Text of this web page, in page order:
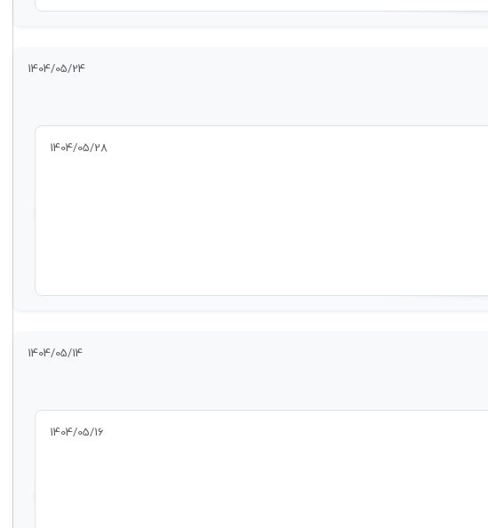
1404/05/24
1404/05/28
1404/05/14
1404/05/16